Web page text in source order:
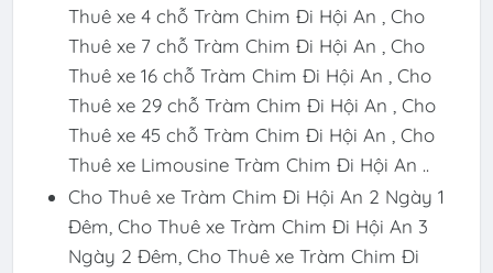
Thuê xe 4 chỗ Tràm Chim Đi Hội An , Cho
Thuê xe 7 chỗ Tràm Chim Đi Hội An , Cho
Thuê xe 16 chỗ Tràm Chim Đi Hội An , Cho
Thuê xe 29 chỗ Tràm Chim Đi Hội An , Cho
Thuê xe 45 chỗ Tràm Chim Đi Hội An , Cho
Thuê xe Limousine Tràm Chim Đi Hội An ..
Cho Thuê xe Tràm Chim Đi Hội An 2 Ngày 1
Đêm, Cho Thuê xe Tràm Chim Đi Hội An 3
Ngày 2 Đêm, Cho Thuê xe Tràm Chim Đi